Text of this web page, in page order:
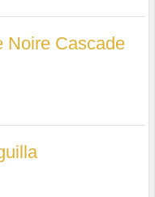
Noire Cascade